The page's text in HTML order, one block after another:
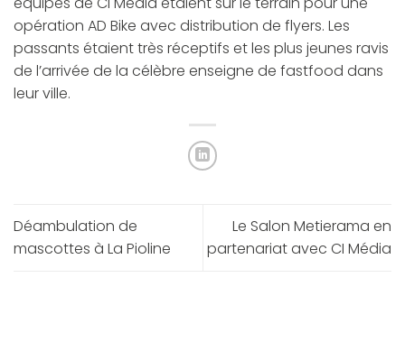
opération AD Bike avec distribution de flyers. Les
passants étaient très réceptifs et les plus jeunes ravis
de l’arrivée de la célèbre enseigne de fastfood dans
leur ville.
Déambulation de
mascottes à La Pioline
Le Salon Metierama en
partenariat avec CI Média